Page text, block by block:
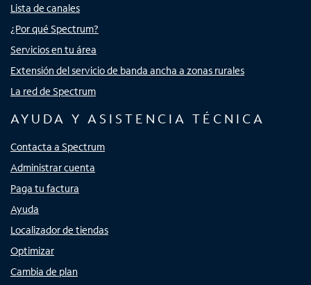
Lista de canales
¿Por qué Spectrum?
Servicios en tu área
Extensión del servicio de banda ancha a zonas rurales
La red de Spectrum
AYUDA Y ASISTENCIA TÉCNICA
Contacta a Spectrum
Administrar cuenta
Paga tu factura
Ayuda
Localizador de tiendas
Optimizar
Cambia de plan